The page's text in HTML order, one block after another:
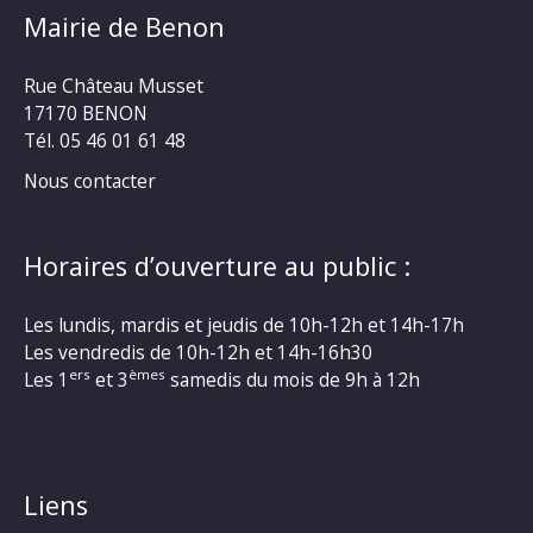
Mairie de Benon
Rue Château Musset
17170 BENON
Tél. 05 46 01 61 48
Nous contacter
Horaires d’ouverture au public :
Les lundis, mardis et jeudis de 10h-12h et 14h-17h
Les vendredis de 10h-12h et 14h-16h30
Les 1 ers et 3 èmes samedis du mois de 9h à 12h
Liens